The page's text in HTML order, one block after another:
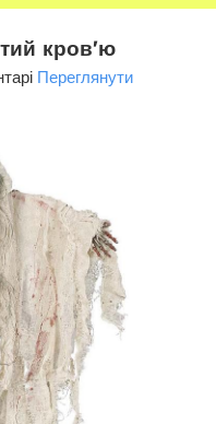
кров'ю
Переглянути